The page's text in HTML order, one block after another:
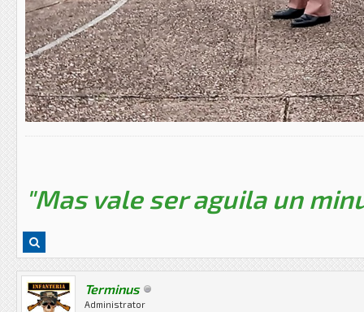
"Mas vale ser aguila un
Terminus
Administrator